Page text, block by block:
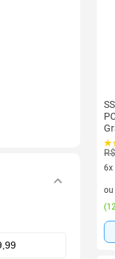
6x
6
ou
(